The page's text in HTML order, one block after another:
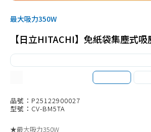
Iphone 17
音/
家
筒
式
免治馬桶座
筒式吸塵器
吸塵器耗材、配件
掃地機、配件
最大吸力350W
【日立HITACHI】免紙袋集塵式
品號：P25122900027
型號：CV-BM5TA
★最大吸力350W